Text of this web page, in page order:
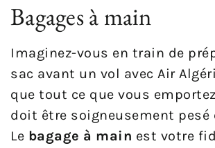
Bagages à main
Imaginez-vous en train de
sac avant un vol avec Air
que tout ce que vous
doit être soigneusement pesé
Le bagage à main est votre